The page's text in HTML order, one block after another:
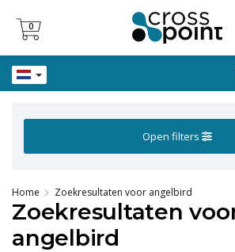
0
0
Open filters
Home Zoekresultaten voor angelbird
Zoekresultaten
angelbird